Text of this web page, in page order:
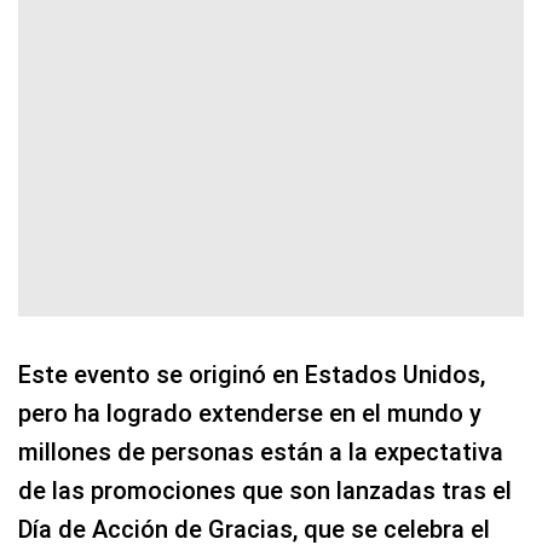
Este evento se originó en Estados Unidos,
pero ha logrado extenderse en el mundo y
millones de personas están a la expectativa
de las promociones que son lanzadas tras el
Día de Acción de Gracias, que se celebra el